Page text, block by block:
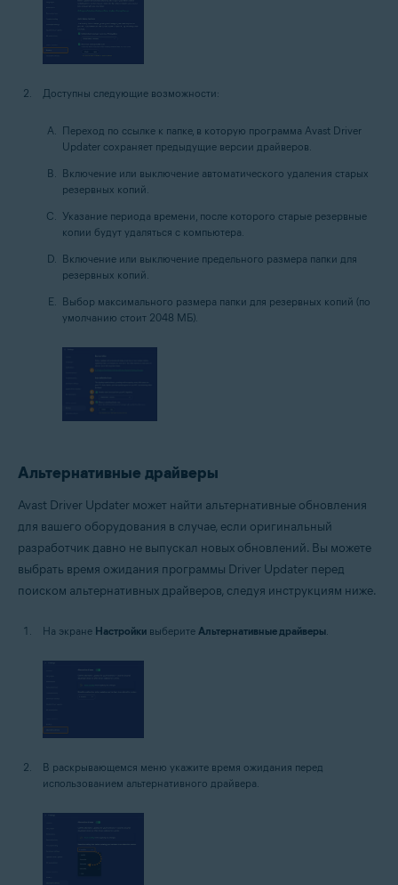
Доступны следующие возможности:
Переход по ссылке к папке, в которую программа Avast Driver
Updater сохраняет предыдущие версии драйверов.
Включение или выключение автоматического удаления старых
резервных копий.
Указание периода времени, после которого старые резервные
копии будут удаляться с компьютера.
Включение или выключение предельного размера папки для
резервных копий.
Выбор максимального размера папки для резервных копий (по
умолчанию стоит 2048 МБ).
Альтернативные драйверы
Avast Driver Updater может найти альтернативные обновления
для вашего оборудования в случае, если оригинальный
разработчик давно не выпускал новых обновлений. Вы можете
выбрать время ожидания программы Driver Updater перед
поиском альтернативных драйверов, следуя инструкциям ниже.
На экране Настройки выберите Альтернативные драйверы.
В раскрывающемся меню укажите время ожидания перед
использованием альтернативного драйвера.